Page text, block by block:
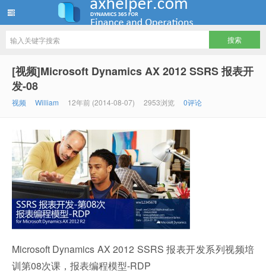
[视频]Microsoft Dynamics AX 2012 SSRS 报表开
发-08
视频 William 12年前 (2014-08-07) 2953浏览 0评论
Microsoft Dynamics AX 2012 SSRS 报表开发系列视频培
训第08次课，报表编程模型-RDP